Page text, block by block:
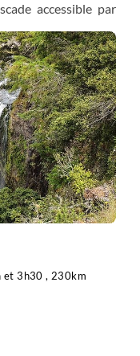
accessible par
cette halte, vous
la mythique Bay of
région réputée pour
verdoyants et son
et 3h30 , 230km